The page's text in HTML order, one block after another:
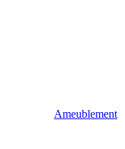
Ameublement